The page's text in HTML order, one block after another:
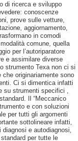
di ricerca e sviluppo
conoscenze
prove sulle vetture,
aggiornamento,
in comodi
comune, quella
per l’autoriparatore
e assimilare diverse
strumento Texa non ci si
originariamente sono
Ci si dimentica infatti
su strumenti specifici ,
Il “Meccanico
e con soluzioni
per tutti gli argomenti
sottolineare infatti,
diagnosi e autodiagnosi,
per tutte le